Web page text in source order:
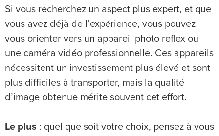
Si vous recherchez un aspect plus expert, et que
vous avez déjà de l’expérience, vous pouvez
vous orienter vers un appareil photo reflex ou
une caméra vidéo professionnelle. Ces appareils
nécessitent un investissement plus élevé et sont
plus difficiles à transporter, mais la qualité
d’image obtenue mérite souvent cet effort.
Le plus : quel que soit votre choix, pensez à vous